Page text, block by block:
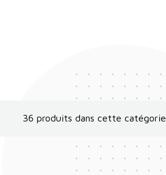
36 produits dans cette catégorie